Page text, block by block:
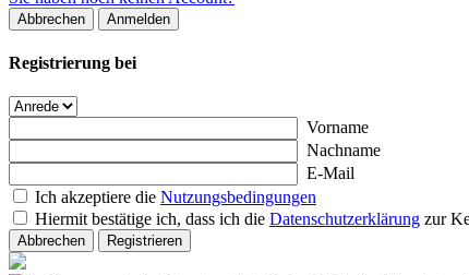
Abbrechen Anmelden
Registrierung bei
Vorname
Nachname
E-Mail
Ich akzeptiere die Nutzungsbedingungen
Hiermit bestätige ich, dass ich die Datenschutzerklärung zur
Abbrechen Registrieren